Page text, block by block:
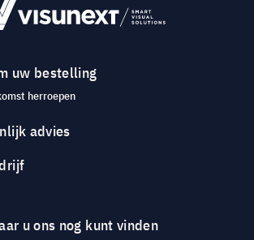
uw bestelling
herroepen
advies
u ons nog kunt vinden